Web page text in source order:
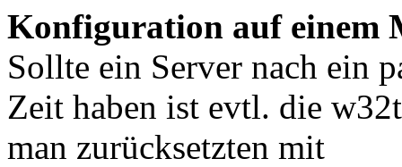
Konfiguration auf einem
Sollte ein Server nach ein
Zeit haben ist evtl. die
man zurücksetzten mit